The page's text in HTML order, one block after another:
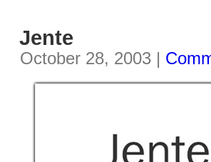
Jente
October 28, 2003 |